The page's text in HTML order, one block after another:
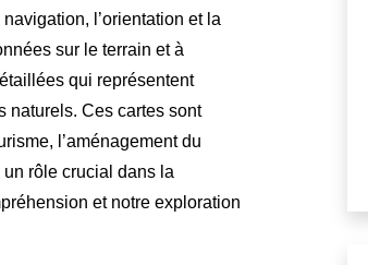
l’orientation et la
sur le terrain et à
qui représentent
naturels. Ces cartes sont
l’aménagement du
rôle crucial dans la
et notre exploration